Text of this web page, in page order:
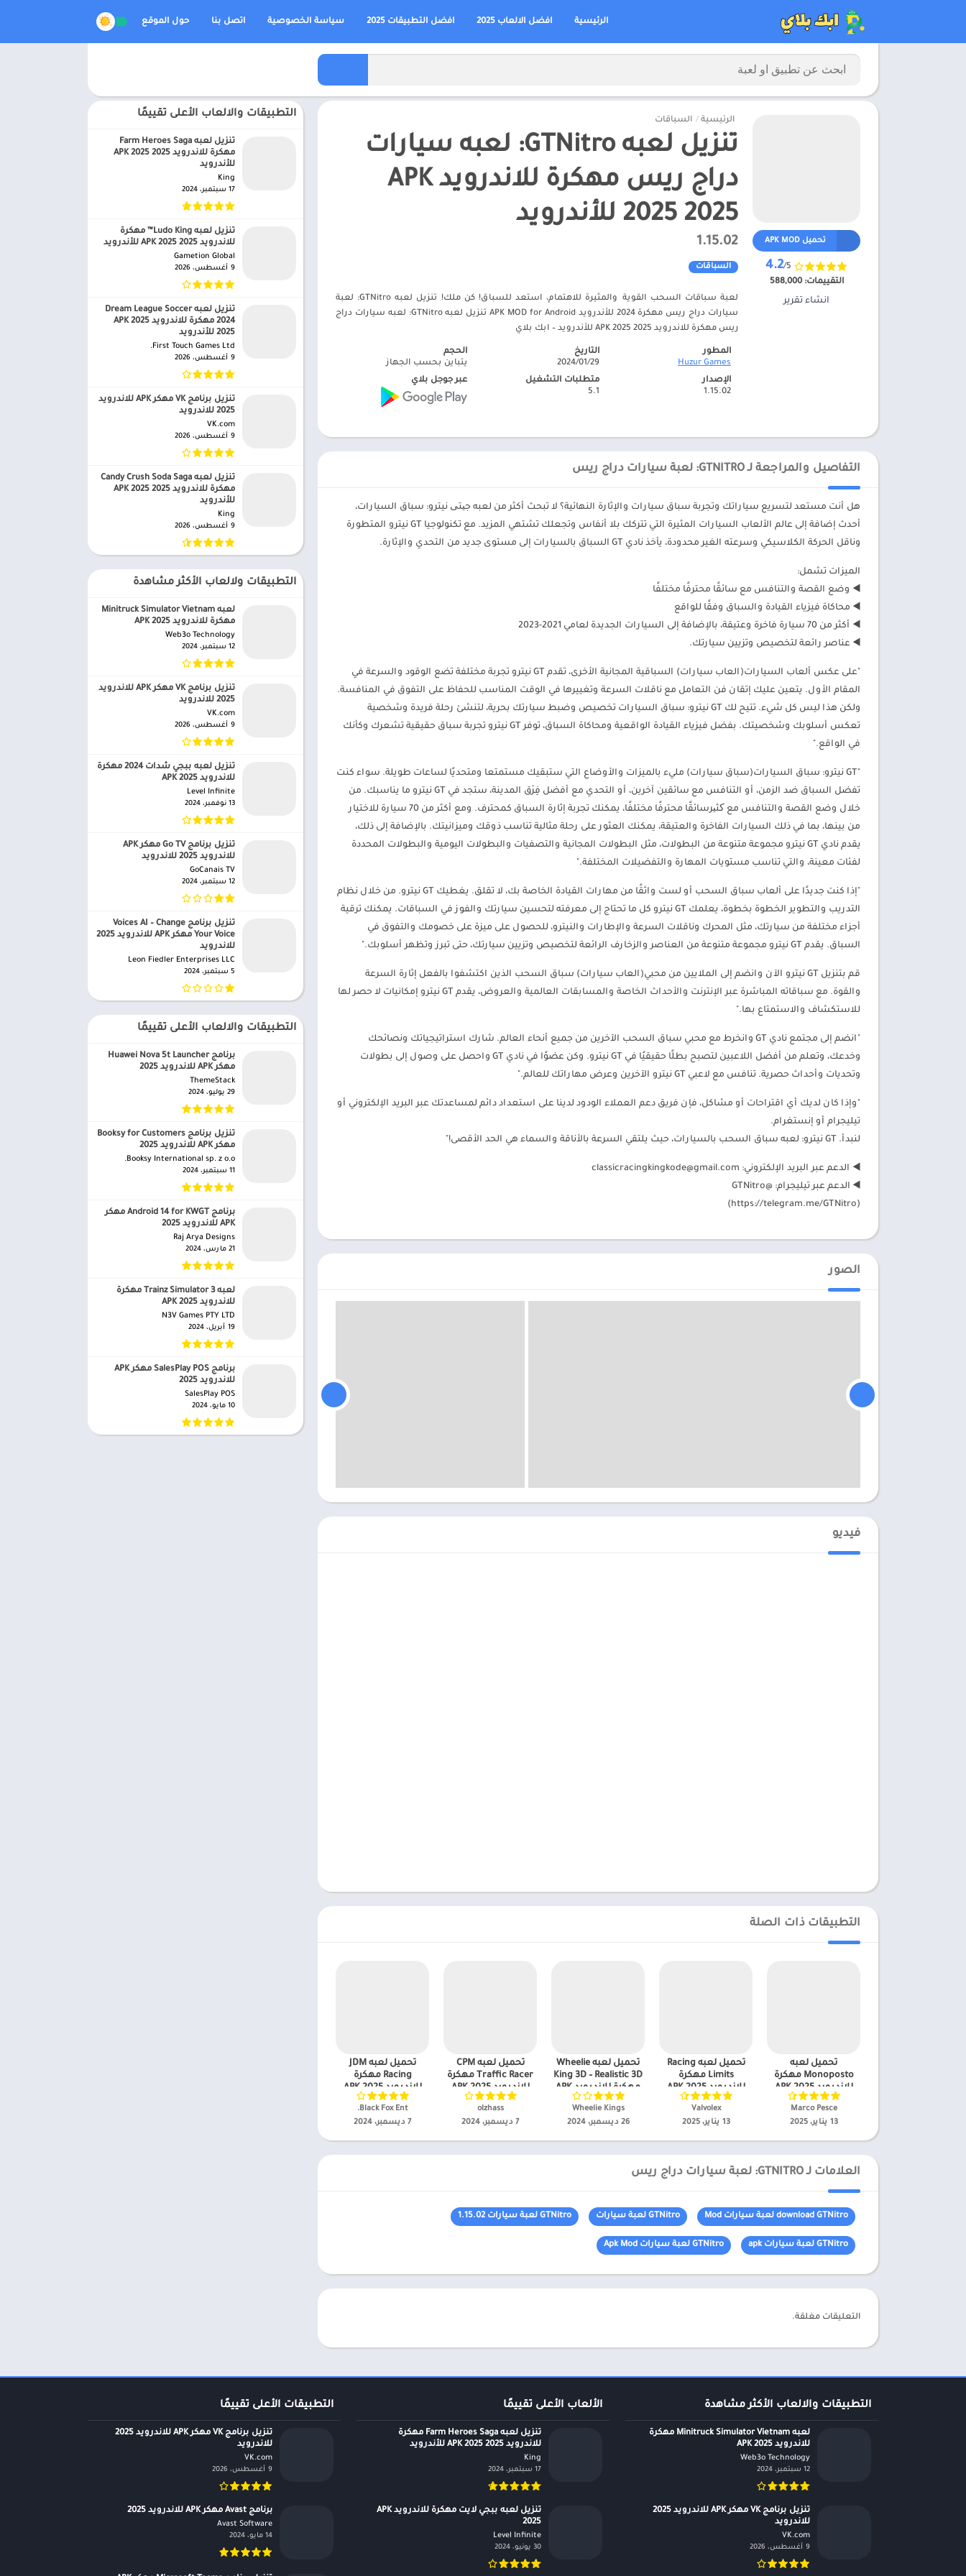
الرئيسية افضل الالعاب 2025 افضل التطبيقات 2025 سياسة الخصوصية اتصل بنا حول الموقع
الرئيسية / السباقات
تنزيل لعبه GTNitro: لعبه سيارات
دراج ريس مهكرة للاندرويد APK
2025 2025 للأندرويد
1.15.02
السباقات
لعبة سباقات السحب القوية والمثيرة للاهتمام، استعد للسباق! كن ملك! تنزيل لعبه GTNitro: لعبة
سيارات دراج ريس مهكرة 2024 للأندرويد APK MOD for Android تنزيل لعبه GTNitro: لعبه سيارات دراج
ريس مهكرة للاندرويد APK 2025 2025 للأندرويد – ابك بلاي
تحميل APK MOD
4.2/5
التقييمات:588,000
انشاء تقرير
المطور
Huzur Games‏
التاريخ
29‏/01‏/2024
الحجم
يتباين بحسب الجهاز
الإصدار
1.15.02
متطلبات التشغيل
5.1
عبر جوجل بلاي
التفاصيل والمراجعة لـ GTNITRO: لعبة سيارات دراج ريس
هل أنت مستعد لتسريع سياراتك وتجربة سباق سيارات والإثارة النهائية؟ لا تبحث أكثر من لعبه جیتی نيترو: سباق السيارات،
أحدث إضافة إلى عالم الألعاب السيارات المثيرة التي تتركك بلا أنفاس وتجعلك تشتهي المزيد. مع تكنولوجيا GT نيترو المتطورة
وناقل الحركة الكلاسيكي وسرعته الغير محدودة، يأخذ نادي GT السباق بالسيارات إلى مستوى جديد من التحدي والإثارة.
الميزات تشمل:
◀️ وضع القصة والتنافس مع سائقًا محترفًا مختلفًا
◀️ محاكاة فيزياء القيادة والسباق وفقًا للواقع
◀️ أكثر من 70 سيارة فاخرة وعتيقة، بالإضافة إلى السيارات الجديدة لعامي 2021-2023
◀️ عناصر رائعة لتخصيص وتزيين سيارتك.
"على عكس ألعاب السيارات(العاب سيارات) السباقية المجانية الأخرى، تقدم GT نيترو تجربة مختلفة تضع الوقود والسرعة في
المقام الأول. يتعين عليك إتقان فن التعامل مع ناقلات السرعة وتغييرها في الوقت المناسب للحفاظ على التفوق في المنافسة.
ولكن هذا ليس كل شيء. تتيح لك GT نيترو: سباق السيارات تخصيص وضبط سيارتك بحرية، لتنشئ رحلة فريدة وشخصية
تعكس أسلوبك وشخصيتك. بفضل فيزياء القيادة الواقعية ومحاكاة السباق، توفر GT نيترو تجربة سباق حقيقية تشعرك وكأنك
في الواقع."
"GT نيترو: سباق السيارات(سباق سيارات) مليء بالميزات والأوضاع التي ستبقيك مستمتعا ومتحديًا لساعات طويلة. سواء كنت
تفضل السباق ضد الزمن، أو التنافس مع سائقين آخرين، أو التحدي مع أفضل فِرَق المدينة، ستجد في GT نيترو ما يناسبك. من
خلال وضع القصة والتنافس مع کثیرسائقًا محترفًا مختلفًا، يمكنك تجربة إثارة السباق كمحترف. ومع أكثر من 70 سيارة للاختيار
من بينها، بما في ذلك السيارات الفاخرة والعتيقة، يمكنك العثور على رحلة مثالية تناسب ذوقك وميزانيتك. بالإضافة إلى ذلك،
يقدم نادي GT نيترو مجموعة متنوعة من البطولات، مثل البطولات المجانية والتصفيات والبطولات اليومية والبطولات المحددة
لفئات معينة، والتي تناسب مستويات المهارة والتفضيلات المختلفة."
"إذا كنت جديدًا على ألعاب سباق السحب أو لست واثقًا من مهارات القيادة الخاصة بك، لا تقلق. يغطيك GT نيترو. من خلال نظام
التدريب والتطوير الخطوة بخطوة، يعلمك GT نيترو كل ما تحتاج إلى معرفته لتحسين سيارتك والفوز في السباقات. يمكنك ترقية
أجزاء مختلفة من سيارتك، مثل المحرك وناقلات السرعة والإطارات والنيترو، للحصول على ميزة على خصومك والتفوق في
السباق. يقدم GT نيترو مجموعة متنوعة من العناصر والزخارف الرائعة لتخصيص وتزيين سيارتك، حتى تبرز وتظهر أسلوبك."
قم بتنزيل GT نيترو الآن وانضم إلى الملايين من محبي(العاب سيارات) سباق السحب الذين اكتشفوا بالفعل إثارة السرعة
والقوة. مع سباقاته المباشرة عبر الإنترنت والأحداث الخاصة والمسابقات العالمية والعروض، يقدم GT نيترو إمكانيات لا حصر لها
للاستكشاف والاستمتاع بها."
"انضم إلى مجتمع نادي GT وانخرط مع محبي سباق السحب الآخرين من جميع أنحاء العالم. شارك استراتيجياتك ونصائحك
وخدعك، وتعلم من أفضل اللاعبين لتصبح بطلًا حقيقيًا في GT نيترو. وكن عضوًا في نادي GT واحصل على وصول إلى بطولات
وتحديات وأحداث حصرية. تنافس مع لاعبي GT نيترو الآخرين وعرض مهاراتك للعالم."
"وإذا كان لديك أي اقتراحات أو مشاكل، فإن فريق دعم العملاء الودود لدينا على استعداد دائم لمساعدتك عبر البريد الإلكتروني أو
تيليجرام أو إنستغرام.
لنبدأ. GT نيترو: لعبه سباق السحب بالسيارات، حيث يلتقي السرعة بالأناقة والسماء هي الحد الأقصى!"
◀️ الدعم عبر البريد الإلكتروني: classicracingkingkode@gmail.com
◀️ الدعم عبر تيليجرام: @GTNitro
(https://telegram.me/GTNitro)
الصور
فيديو
التطبيقات ذات الصلة
تحميل لعبه
Monoposto مهكرة
للاندرويد APK 2025
للاندرويد
Marco Pesce‏
13 يناير، 2025
تحميل لعبه Racing
Limits مهكرة
للاندرويد APK 2025
للاندرويد
Valvolex‏
13 يناير، 2025
تحميل لعبه Wheelie
King 3D – Realistic 3D
مهكرة للاندرويد APK
2025
Wheelie Kings‏
26 ديسمبر، 2024
تحميل لعبه CPM
Traffic Racer مهكرة
للاندرويد APK 2025
للاندرويد
olzhass‏
7 ديسمبر، 2024
تحميل لعبه JDM
Racing مهكرة
للاندرويد APK 2025
للاندرويد
Black Fox Ent.‏
7 ديسمبر، 2024
العلامات لـ GTNITRO: لعبة سيارات دراج ريس
download GTNitro لعبة سيارات Mod GTNitro لعبة سيارات GTNitro لعبة سيارات 1.15.02
GTNitro لعبة سيارات apk GTNitro لعبة سيارات Apk Mod
التعليقات مغلقة.
التطبيقات والالعاب الأعلى تقييمًا
تنزيل لعبه Farm Heroes Saga
مهكرة للاندرويد APK 2025 2025
للأندرويد
King‏
17 سبتمبر، 2024
تنزيل لعبه Ludo King™ مهكرة
للاندرويد APK 2025 2025 للأندرويد
Gametion Global‏
9 أغسطس، 2026
تنزيل لعبه Dream League Soccer
2024 مهكرة للاندرويد APK 2025
2025 للأندرويد
First Touch Games Ltd.‏
9 أغسطس، 2026
تنزيل برنامج VK مهكر APK للاندرويد
2025 للاندرويد
VK.com‏
9 أغسطس، 2026
تنزيل لعبه Candy Crush Soda Saga
مهكرة للاندرويد APK 2025 2025
للأندرويد
King‏
9 أغسطس، 2026
التطبيقات ولالعاب الأكثر مشاهدة
لعبه Minitruck Simulator Vietnam
مهكرة للاندرويد APK 2025
Web3o Technology‏
12 سبتمبر، 2024
تنزيل برنامج VK مهكر APK للاندرويد
2025 للاندرويد
VK.com‏
9 أغسطس، 2026
تنزيل لعبه ببجي شدات 2024 مهكرة
للاندرويد APK 2025
Level Infinite‏
13 نوفمبر، 2024
تنزيل برنامج Go TV مهكر APK
للاندرويد 2025 للاندرويد
GoCanais TV‏
12 سبتمبر، 2024
تنزيل برنامج Voices AI – Change
Your Voice مهكر APK للاندرويد 2025
للاندرويد
Leon Fiedler Enterprises LLC‏
5 سبتمبر، 2024
التطبيقات والالعاب الأعلى تقييمًا
برنامج Huawei Nova 5t Launcher
مهكر APK للاندرويد 2025
ThemeStack‏
29 يوليو، 2024
تنزيل برنامج Booksy for Customers
مهكر APK للاندرويد 2025
Booksy International sp. z o.o.‏
11 سبتمبر، 2024
برنامج Android 14 for KWGT مهكر
APK للاندرويد 2025
Raj Arya Designs‏
21 مارس، 2024
لعبه Trainz Simulator 3 مهكرة
للاندرويد APK 2025
N3V Games PTY LTD‏
19 أبريل، 2024
برنامج SalesPlay POS مهكر APK
للاندرويد 2025
SalesPlay POS‏
10 مايو، 2024
التطبيقات الأعلى تقييمًا
تنزيل برنامج VK مهكر APK للاندرويد 2025
للاندرويد
VK.com‏
9 أغسطس، 2026
برنامج Avast مهكر APK للاندرويد 2025
Avast Software‏
14 مايو، 2024
الألعاب الأعلى تقييمًا
تنزيل لعبه Farm Heroes Saga مهكرة
للاندرويد APK 2025 2025 للأندرويد
King‏
17 سبتمبر، 2024
تنزيل لعبه ببجي لايت مهكرة للاندرويد APK
2025
Level Infinite‏
30 يونيو، 2024
التطبيقات والالعاب الأكثر مشاهدة
لعبه Minitruck Simulator Vietnam مهكرة
للاندرويد APK 2025
Web3o Technology‏
12 سبتمبر، 2024
تنزيل برنامج VK مهكر APK للاندرويد 2025
للاندرويد
VK.com‏
9 أغسطس، 2026